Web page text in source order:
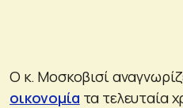
Ο κ. Μοσκοβισί
οικονομία τα τελευταία